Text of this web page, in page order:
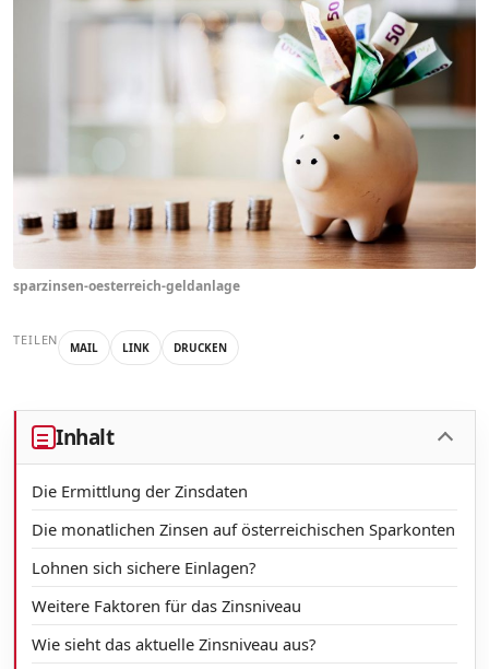
sparzinsen-oesterreich-geldanlage
TEILEN MAIL LINK DRUCKEN
Inhalt
Die Ermittlung der Zinsdaten
Die monatlichen Zinsen auf österreichischen Sparkonten
Lohnen sich sichere Einlagen?
Weitere Faktoren für das Zinsniveau
Wie sieht das aktuelle Zinsniveau aus?